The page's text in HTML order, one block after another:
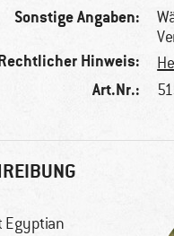
Sonstige Angaben:
Hinweis:
Art.Nr.:
Egyptian